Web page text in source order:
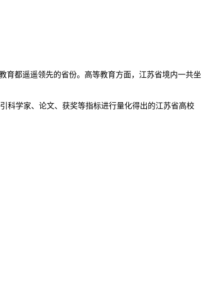
育都遥遥领先的省份。高等教育方面，江苏省境内一共坐
科学家、论文、获奖等指标进行量化得出的江苏省高校